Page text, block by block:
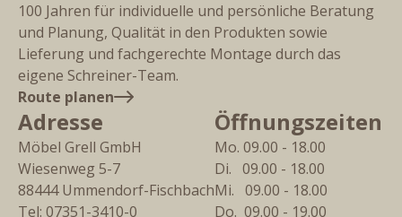
100 Jahren für individuelle und persönliche Beratung
und Planung, Qualität in den Produkten sowie
Lieferung und fachgerechte Montage durch das
eigene Schreiner-Team.
Route planen
Adresse
Möbel Grell GmbH
Wiesenweg 5-7
88444 Ummendorf-Fischbach
Tel: 07351-3410-0
Öffnungszeiten
Mo. 09.00 - 18.00
Di.   09.00 - 18.00
Mi.   09.00 - 18.00
Do.  09.00 - 19.00